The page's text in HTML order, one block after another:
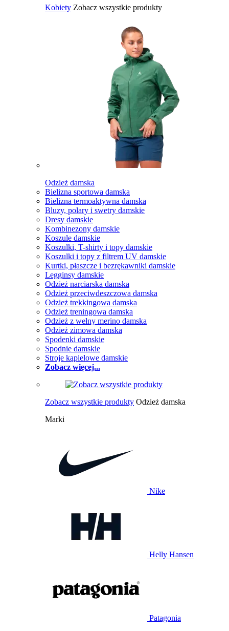
Kobiety Zobacz wszystkie produkty
Odzież damska
Bielizna sportowa damska
Bielizna termoaktywna damska
Bluzy, polary i swetry damskie
Dresy damskie
Kombinezony damskie
Koszule damskie
Koszulki, T-shirty i topy damskie
Koszulki i topy z filtrem UV damskie
Kurtki, płaszcze i bezrękawniki damskie
Legginsy damskie
Odzież narciarska damska
Odzież przeciwdeszczowa damska
Odzież trekkingowa damska
Odzież treningowa damska
Odzież z wełny merino damska
Odzież zimowa damska
Spodenki damskie
Spodnie damskie
Stroje kąpielowe damskie
Zobacz więcej...
Zobacz wszystkie produkty Odzież damska
Marki
Nike
Helly Hansen
Patagonia